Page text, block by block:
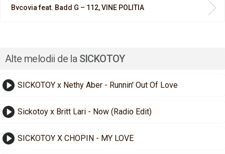
Bvcovia feat. Badd G – 112, VINE POLITIA
Alte melodii de la SICKOTOY
SICKOTOY x Nethy Aber - Runnin' Out Of Love
Sickotoy x Britt Lari - Now (Radio Edit)
SICKOTOY X CHOPIN - MY LOVE